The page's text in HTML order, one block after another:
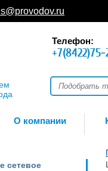
Телефон:
О компании
сетевое